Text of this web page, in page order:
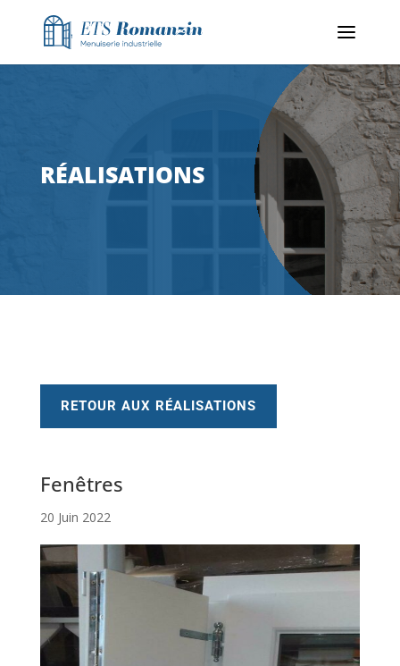
RÉALISATIONS
RETOUR AUX RÉALISATIONS
Fenêtres
20 Juin 2022